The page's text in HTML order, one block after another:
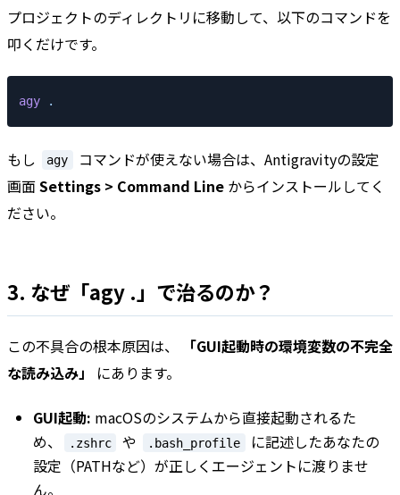
プロジェクトのディレクトリに移動して、以下のコマンドを
叩くだけです。
agy .
もし agy
コマンドが使えない場合は、Antigravityの設定
画面Settings > Command Line からインストールしてく
ださい。
3. なぜ「agy .」で治るのか？
この不具合の根本原因は、
「GUI起動時の環境変数の不完全
な読み込み」
にあります。
GUI起動: macOSのシステムから直接起動されるた
め、
.zshrc や .bash_profile
に記述したあなたの
設定（PATHなど）が正しくエージェントに渡りませ
ん。